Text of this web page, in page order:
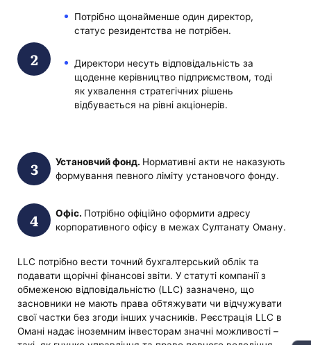
Потрібно щонайменше один директор,
статус резидентства не потрібен.
Директори несуть відповідальність за
щоденне керівництво підприємством, тоді
як ухвалення стратегічних рішень
відбувається на рівні акціонерів.
Установчий фонд. Нормативні акти не наказують
формування певного ліміту установчого фонду.
Офіс. Потрібно офіційно оформити адресу
корпоративного офісу в межах Султанату Оману.
LLC потрібно вести точний бухгалтерський облік та
подавати щорічні фінансові звіти. У статуті компанії з
обмеженою відповідальністю (LLC) зазначено, що
засновники не мають права обтяжувати чи відчужувати
свої частки без згоди інших учасників. Реєстрація LLC в
Омані надає іноземним інвесторам значні можливості –